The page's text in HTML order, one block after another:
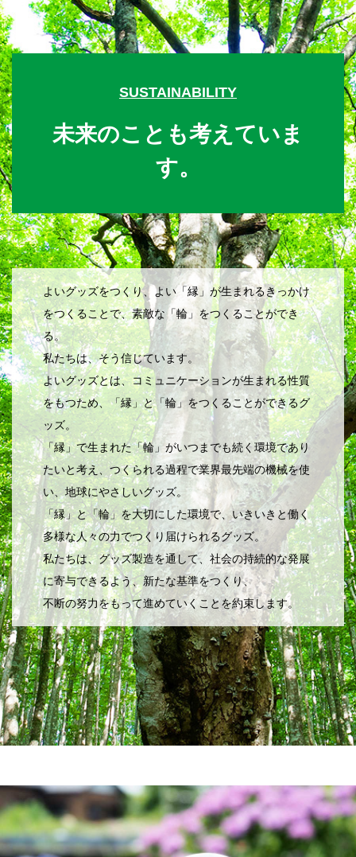
SUSTAINABILITY
未来のことも考えていま
す。
よいグッズをつくり、よい「縁」が生まれるきっかけ
をつくることで、素敵な「輪」をつくることができ
る。
私たちは、そう信じています。
よいグッズとは、コミュニケーションが生まれる性質
をもつため、「縁」と「輪」をつくることができるグ
ッズ。
「縁」で生まれた「輪」がいつまでも続く環境であり
たいと考え、つくられる過程で業界最先端の機械を使
い、地球にやさしいグッズ。
「縁」と「輪」を大切にした環境で、いきいきと働く
多様な人々の力でつくり届けられるグッズ。
私たちは、グッズ製造を通して、社会の持続的な発展
に寄与できるよう、新たな基準をつくり、
不断の努力をもって進めていくことを約束します。